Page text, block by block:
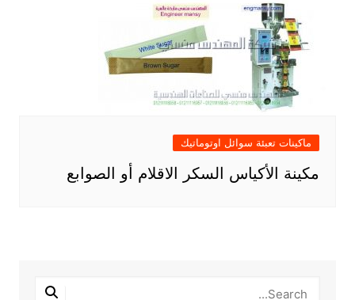
ماكينات تعبئة سوائل اوتوماتيك
مكينة الأكياس السكر الاقلام أو الصوابع